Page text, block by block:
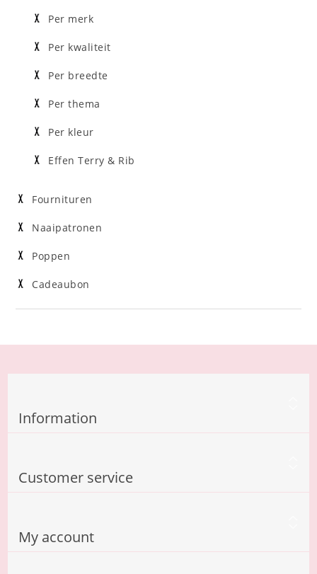
Per merk
Per kwaliteit
Per breedte
Per thema
Per kleur
Effen Terry & Rib
Fournituren
Naaipatronen
Poppen
Cadeaubon
Information
Customer service
My account